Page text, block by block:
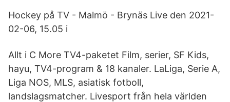
Hockey på TV - Malmö - Brynäs Live den 2021-
02-06, 15.05 i
Allt i C More TV4-paketet Film, serier, SF Kids,
hayu, TV4-program & 18 kanaler. LaLiga, Serie A,
Liga NOS, MLS, asiatisk fotboll,
landslagsmatcher. Livesport från hela världen